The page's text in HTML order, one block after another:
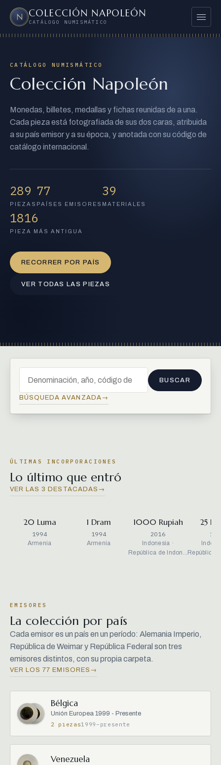
N COLECCIÓN NAPOLEÓN
CATÁLOGO NUMISMÁTICO
PAÍSES
TODAS LAS PIEZAS
Buscar en el catálogo
CATÁLOGO NUMISMÁTICO
Colección Napoleón
Monedas, billetes, medallas y fichas reunidas de a una.
Cada pieza está fotografiada de sus dos caras, atribuida
a su país emisor y a su época, y anotada con su código de
catálogo internacional.
PIEZAS
289
PAÍSES EMISORES
77
MATERIALES
39
PIEZA MÁS ANTIGUA
1816
RECORRER POR PAÍS
VER TODAS LAS PIEZAS
Buscar en el catálogo
BUSCAR
BÚSQUEDA AVANZADA→
ÚLTIMAS INCORPORACIONES
Lo último que entró
VER LAS 3 DESTACADAS →
20 Luma
1994
Armenia
1 Dram
1994
Armenia
1000 Rupiah
2016
Indonesia ·
República de Indon…
25
República
EMISORES
La colección por país
Cada emisor es un país en un período: Alemania Imperio,
República de Weimar y República Federal son tres
emisores distintos, con su propia carpeta.
VER LOS 77 EMISORES →
Bélgica
Unión Europea 1999 - Presente
2 piezas1999–presente
Venezuela